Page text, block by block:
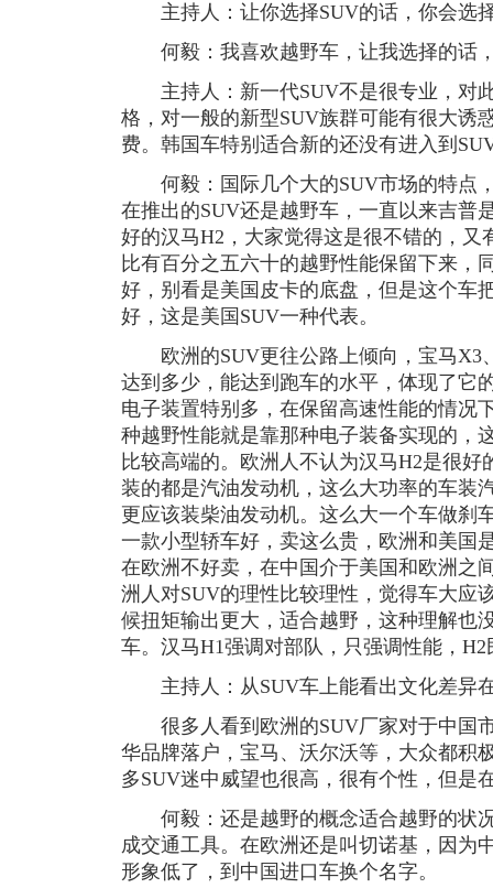
主持人：让你选择SUV的话，你会选
何毅：我喜欢越野车，让我选择的话
主持人：新一代SUV不是很专业，对
格，对一般的新型SUV族群可能有很大诱
费。韩国车特别适合新的还没有进入到
何毅：国际几个大的SUV市场的特点
在推出的SUV还是越野车，一直以来吉普
好的汉马H2，大家觉得这是很不错的，又
比有百分之五六十的越野性能保留下来，
好，别看是美国皮卡的底盘，但是这个车
好，这是美国SUV一种代表。
欧洲的SUV更往公路上倾向，宝马X3
达到多少，能达到跑车的水平，体现了它
电子装置特别多，在保留高速性能的情况
种越野性能就是靠那种电子装备实现的，
比较高端的。欧洲人不认为汉马H2是很
装的都是汽油发动机，这么大功率的车装
更应该装柴油发动机。这么大一个车做刹
一款小型轿车好，卖这么贵，欧洲和美国
在欧洲不好卖，在中国介于美国和欧洲之
洲人对SUV的理性比较理性，觉得车大应
候扭矩输出更大，适合越野，这种理解也
车。汉马H1强调对部队，只强调性能，H2
主持人：从SUV车上能看出文化差异
很多人看到欧洲的SUV厂家对于中国
华品牌落户，宝马、沃尔沃等，大众都积
多SUV迷中威望也很高，很有个性，但是
何毅：还是越野的概念适合越野的状
成交通工具。在欧洲还是叫切诺基，因为
形象低了，到中国进口车换个名字。